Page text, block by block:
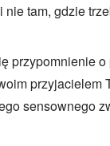
nie tam, gdzie
przypomnienie o
sensownego